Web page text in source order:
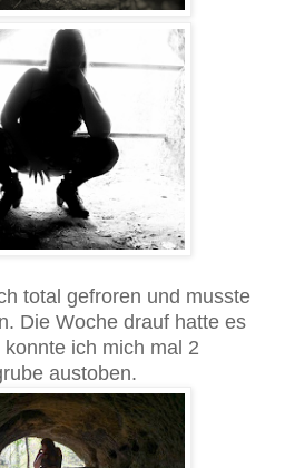
total gefroren und musste
Die Woche drauf hatte es
ich mich mal 2
austoben.